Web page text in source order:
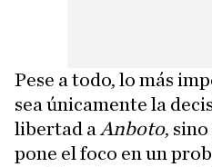
Pese a todo, lo más
sea únicamente la
libertad a Anboto,
pone el foco en un